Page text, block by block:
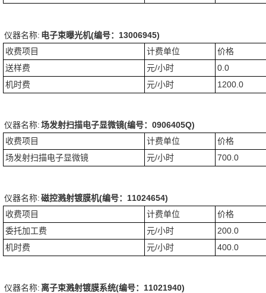
仪器名称: 电子束曝光机(编号：13006945)
收费项目
计费单位
价格
送样费
元/小时
0.0
机时费
元/小时 1200.0
仪器名称:场发射扫描电子显微镜(编号：0906405Q)
收费项目
计费单位
价格
场发射扫描电子显微镜
元/小时 700.0
仪器名称:磁控溅射镀膜机(编号：11024654)
收费项目
计费单位
价格
委托加工费
元/小时
200.0
机时费
元/小时 400.0
仪器名称: 离子束溅射镀膜系统(编号：11021940)